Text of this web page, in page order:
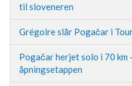
til sloveneren
Grégoire slår Pogačar i
Pogačar herjet solo i 70 km
åpningsetappen